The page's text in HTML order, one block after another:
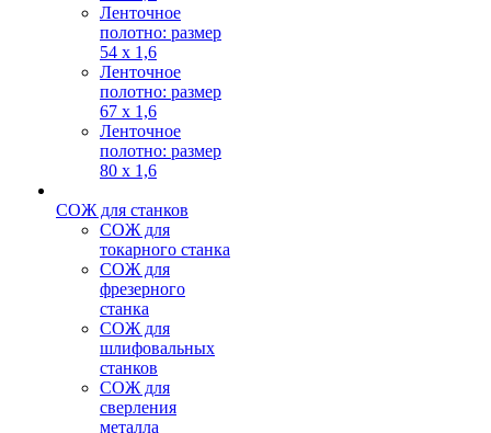
Ленточное
полотно: размер
54 х 1,6
Ленточное
полотно: размер
67 х 1,6
Ленточное
полотно: размер
80 х 1,6
СОЖ для станков
СОЖ для
токарного станка
СОЖ для
фрезерного
станка
СОЖ для
шлифовальных
станков
СОЖ для
сверления
металла